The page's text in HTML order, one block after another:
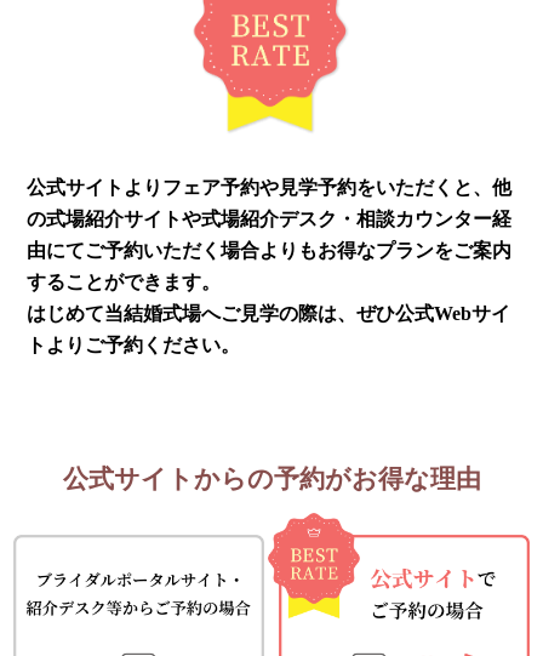
公式サイトよりフェア予約や見学予約をいただくと、他
の式場紹介サイトや式場紹介デスク・相談カウンター経
由にてご予約いただく場合よりもお得なプランをご案内
することができます。
はじめて当結婚式場へご見学の際は、ぜひ公式Webサイ
トよりご予約ください。
公式サイトからの予約がお得な理由